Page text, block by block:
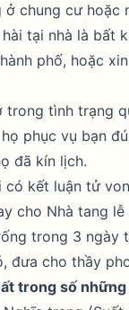
ở chung cư hoặc
tại nhà là bất
phố, hoặc
trong tình trạng
phục vụ bạn
đã kín lịch.
có kết luận tử
cho Nhà tang
trong 3 ngày
đưa cho thầy
trong số những